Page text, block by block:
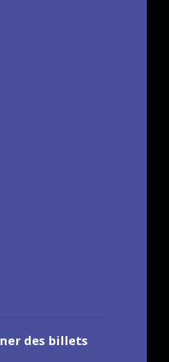
des billets